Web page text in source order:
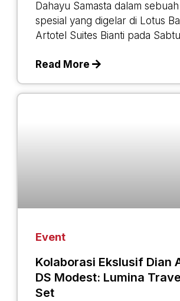
Dahayu Samasta dalam
spesial yang digelar di Lotus
Artotel Suites Bianti pada Sabtu
Read More
Event
Kolaborasi Ekslusif Dian
DS Modest: Lumina
Set